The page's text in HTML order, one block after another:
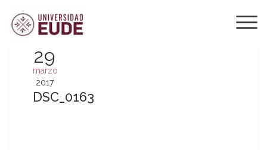
29
marzo
2017
DSC_0163